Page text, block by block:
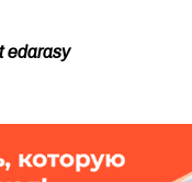
edarasy